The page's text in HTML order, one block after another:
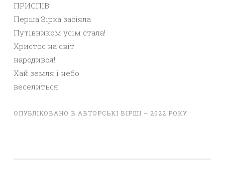
ПРИСПІВ
Перша Зірка засіяла
Путівником усім стала!
Христос на світ
народився!
Хай земля і небо
веселиться!
ОПУБЛІКОВАНО В АВТОРСЬКІ ВІРШІ – 2022 РОКУ